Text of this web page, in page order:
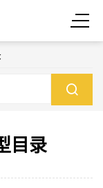
目录